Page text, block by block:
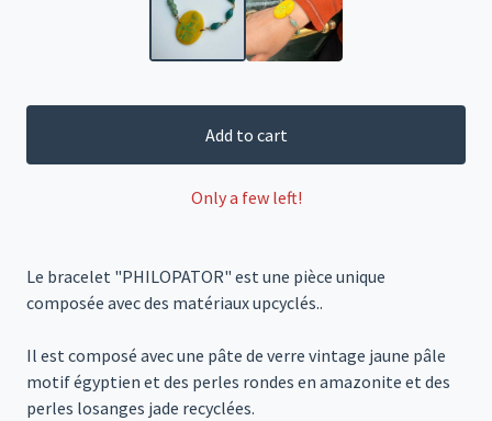
Add to cart
Only a few left!
Le bracelet "PHILOPATOR" est une pièce unique
composée avec des matériaux upcyclés..
Il est composé avec une pâte de verre vintage jaune pâle
motif égyptien et des perles rondes en amazonite et des
perles losanges jade recyclées.